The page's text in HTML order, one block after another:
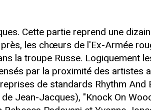
Cette partie reprend une
les chœurs de l'Ex-Armée
la troupe Russe. Logiquement
par la proximité des artistes
de standards Rhythm And
Jean-Jacques), "Knock On